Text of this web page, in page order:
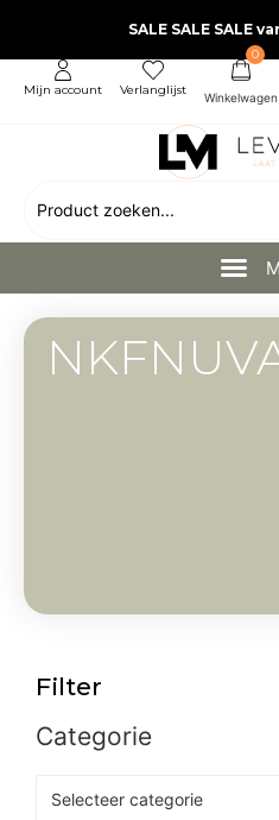
SALE SALE SALE
Mijn account Verlanglijst
0
Filter
Categorie
Selecteer categorie